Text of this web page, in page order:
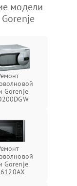
модели
Gorenje
Gorenje